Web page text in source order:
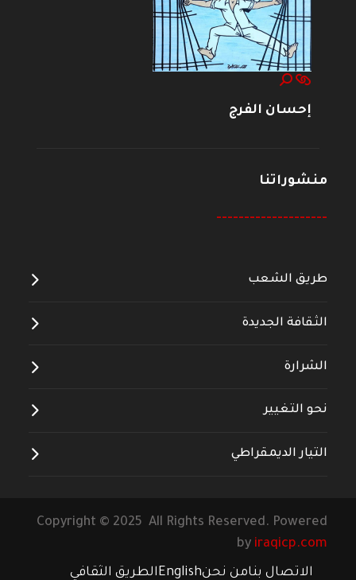
إحسان الفرج
منشوراتنا
--------------------
طريق الشعب
الثقافة الجديدة
الشرارة
نحو التغيير
التيار الديمقراطي
Copyright © 2025 All Rights Reserved. Powered
by iraqicp.com
الاتصال بنامن نحنEnglishالطريق الثقافي